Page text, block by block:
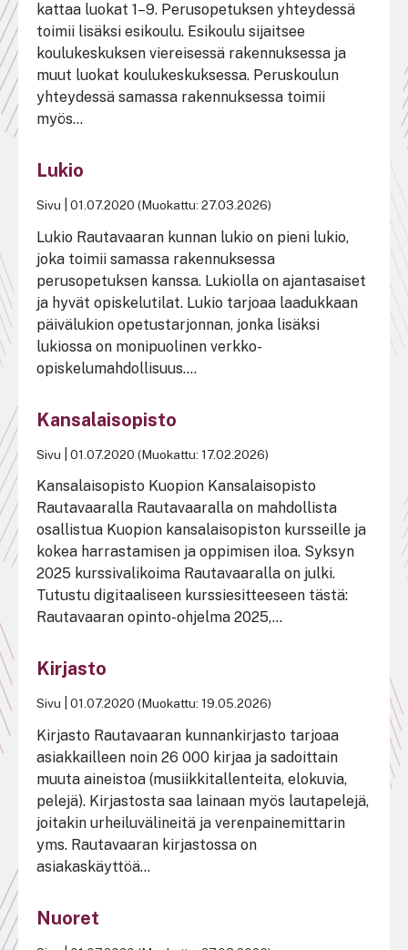
kattaa luokat 1–9. Perusopetuksen yhteydessä
toimii lisäksi esikoulu. Esikoulu sijaitsee
koulukeskuksen viereisessä rakennuksessa ja
muut luokat koulukeskuksessa. Peruskoulun
yhteydessä samassa rakennuksessa toimii
myös...
Lukio
Sivu 01.07.2020 (Muokattu: 27.03.2026)
Lukio Rautavaaran kunnan lukio on pieni lukio,
joka toimii samassa rakennuksessa
perusopetuksen kanssa. Lukiolla on ajantasaiset
ja hyvät opiskelutilat. Lukio tarjoaa laadukkaan
päivälukion opetustarjonnan, jonka lisäksi
lukiossa on monipuolinen verkko-
opiskelumahdollisuus....
Kansalaisopisto
Sivu 01.07.2020 (Muokattu: 17.02.2026)
Kansalaisopisto Kuopion Kansalaisopisto
Rautavaaralla Rautavaaralla on mahdollista
osallistua Kuopion kansalaisopiston kursseille ja
kokea harrastamisen ja oppimisen iloa. Syksyn
2025 kurssivalikoima Rautavaaralla on julki.
Tutustu digitaaliseen kurssiesitteeseen tästä:
Rautavaaran opinto-ohjelma 2025,...
Kirjasto
Sivu 01.07.2020 (Muokattu: 19.05.2026)
Kirjasto Rautavaaran kunnankirjasto tarjoaa
asiakkailleen noin 26 000 kirjaa ja sadoittain
muuta aineistoa (musiikkitallenteita, elokuvia,
pelejä). Kirjastosta saa lainaan myös lautapelejä,
joitakin urheiluvälineitä ja verenpainemittarin
yms. Rautavaaran kirjastossa on
asiakaskäyttöä...
Nuoret